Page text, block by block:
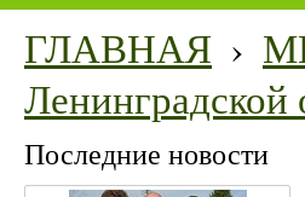
ГЛАВНАЯ ›
Ленинградской
Последние новости